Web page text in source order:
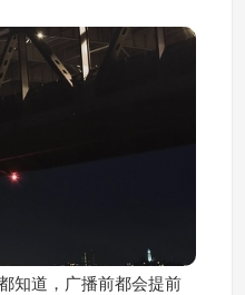
知道，广播前都会提前